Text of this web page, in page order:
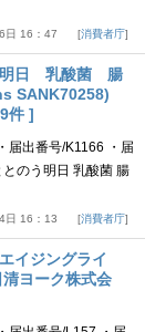
日 16：47 消費者庁
明日 乳酸菌 腸
SANK70258)
件 ]
届出番号/K1166 ・届
のう明日 乳酸菌 腸
日 16：13 消費者庁
イジングライ
ヨーク株式会